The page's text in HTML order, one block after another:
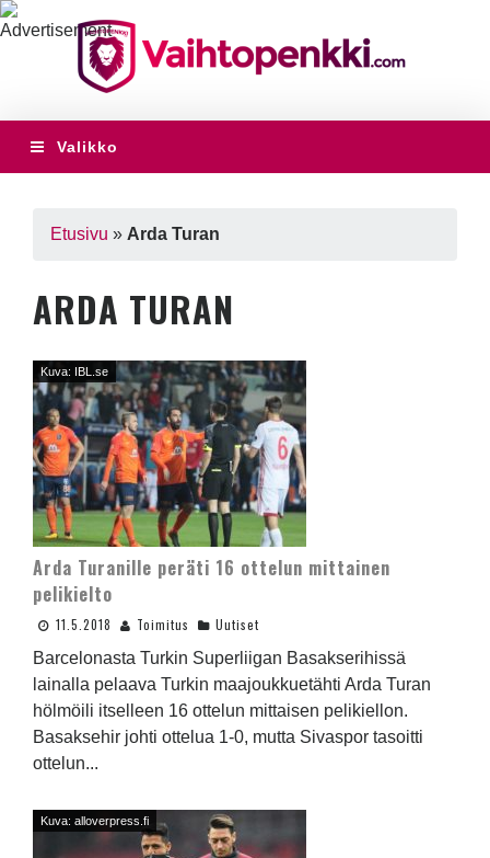
Valikko
Etusivu » Arda Turan
ARDA TURAN
Kuva: IBL.se
Arda Turanille peräti 16 ottelun mittainen
pelikielto
11.5.2018 Toimitus Uutiset
Barcelonasta Turkin Superliigan Basakserihissä
lainalla pelaava Turkin maajoukkuetähti Arda Turan
hölmöili itselleen 16 ottelun mittaisen pelikiellon.
Basaksehir johti ottelua 1-0, mutta Sivaspor tasoitti
ottelun...
Kuva: alloverpress.fi